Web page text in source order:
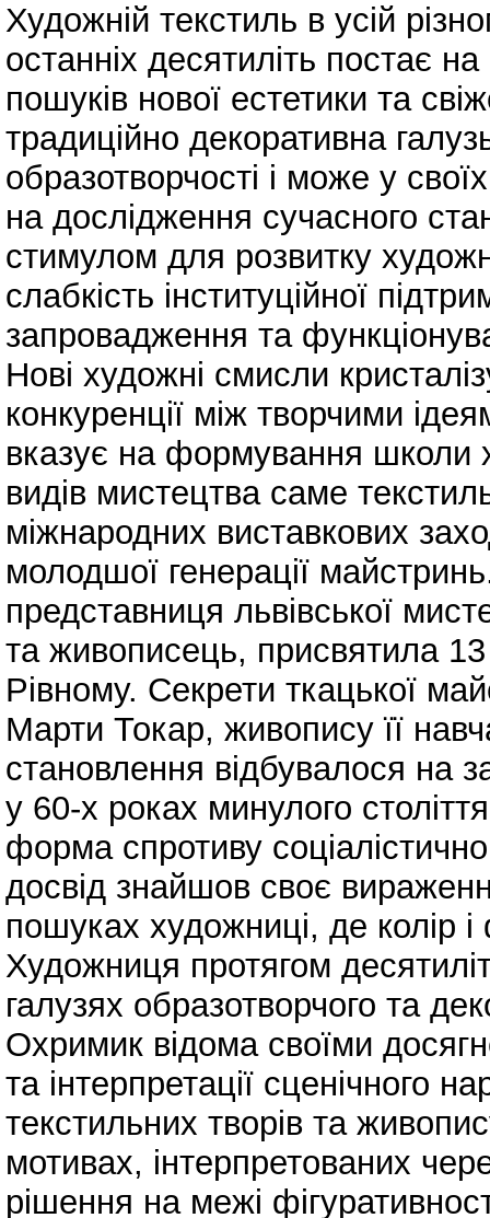
Художній текстиль в усій
останніх десятиліть постає
пошуків нової естетики та
традиційно декоративна
образотворчості і може у
на дослідження сучасного
стимулом для розвитку
слабкість інституційної
запровадження та
Нові художні смисли
конкуренції між творчими
вказує на формування школи
видів мистецтва саме
міжнародних виставкових
молодшої генерації
представниця львівської
та живописець, присвятила 13
Рівному. Секрети ткацької
Марти Токар, живопису її
становлення відбувалося на
у 60-х роках минулого
форма спротиву
досвід знайшов своє
пошуках художниці, де колір
Художниця протягом
галузях образотворчого та
Охримик відома своїми
та інтерпретації сценічного
текстильних творів та
мотивах, інтерпретованих
рішення на межі